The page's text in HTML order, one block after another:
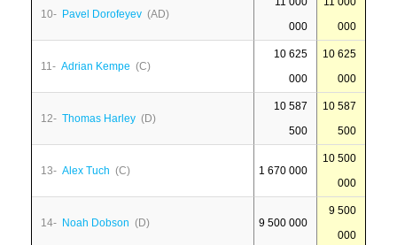
10- Pavel Dorofeyev (AD)
000
000
11- Adrian Kempe (C)
10 625
000
10 625
000
12- Thomas Harley (D)
10 587
500
10 587
500
13- Alex Tuch (C) 1 670 000
10 500
000
14- Noah Dobson (D) 9 500 000
9 500
000